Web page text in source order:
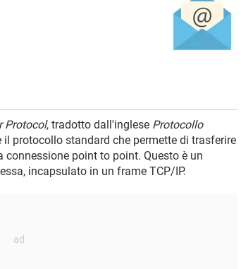
Protocol, tradotto dall'inglese Protocollo
il protocollo standard che permette di trasferire
point to point. Questo è un
incapsulato in un frame TCP/IP.